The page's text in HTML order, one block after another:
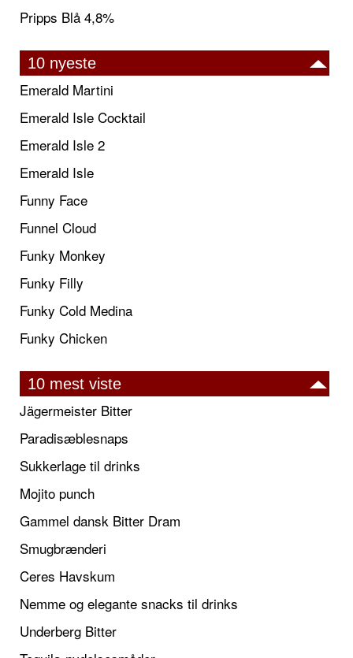
Pripps Blå 4,8%
10 nyeste
Emerald Martini
Emerald Isle Cocktail
Emerald Isle 2
Emerald Isle
Funny Face
Funnel Cloud
Funky Monkey
Funky Filly
Funky Cold Medina
Funky Chicken
10 mest viste
Jägermeister Bitter
Paradisæblesnaps
Sukkerlage til drinks
Mojito punch
Gammel dansk Bitter Dram
Smugbrænderi
Ceres Havskum
Nemme og elegante snacks til drinks
Underberg Bitter